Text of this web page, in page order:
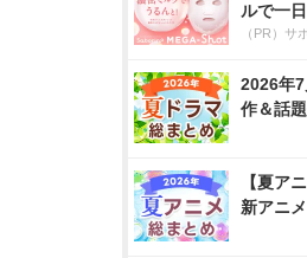
ルで一
（PR）サ
2026年7
作＆話
【夏ア
新アニ